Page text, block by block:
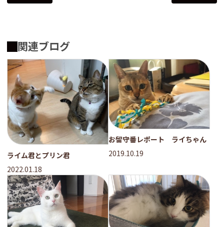
関連ブログ
ライム君とプリン君
2022.01.18
お留守番レポート ライちゃん
2019.10.19